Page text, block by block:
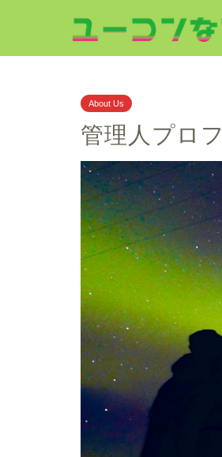
About Us
管理人プロ